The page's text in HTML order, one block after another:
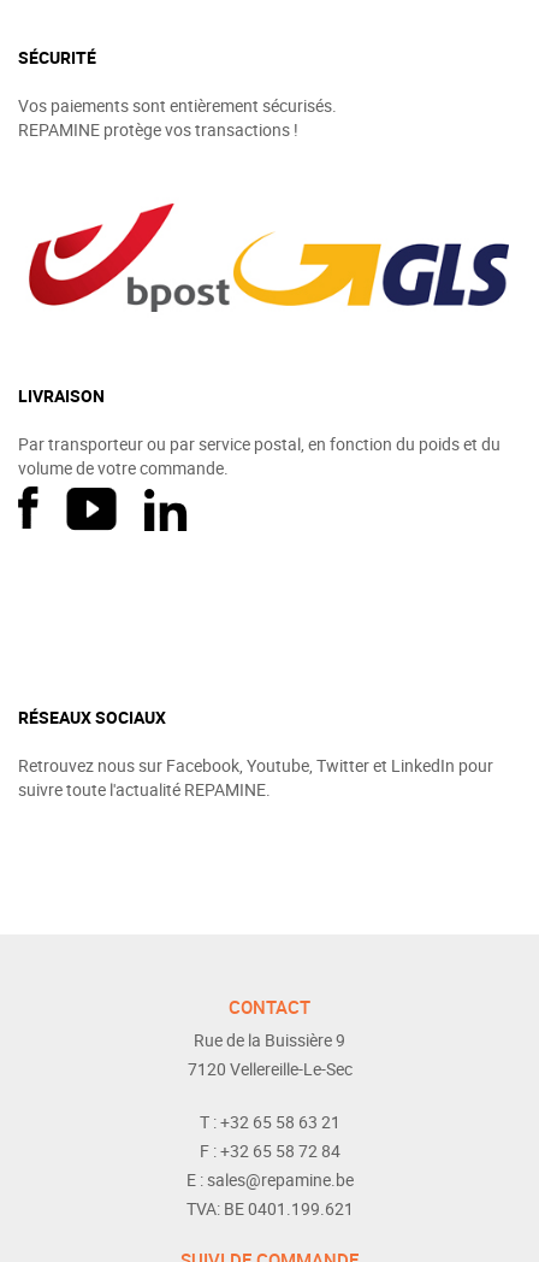
SÉCURITÉ
Vos paiements sont entièrement sécurisés.
REPAMINE protège vos transactions !
LIVRAISON
Par transporteur ou par service postal, en fonction du poids et du
volume de votre commande.
RÉSEAUX SOCIAUX
Retrouvez nous sur Facebook, Youtube, Twitter et LinkedIn pour
suivre toute l'actualité REPAMINE.
CONTACT
Rue de la Buissière 9
7120 Vellereille-Le-Sec
T :+32 65 58 63 21
F :+32 65 58 72 84
E :sales@repamine.be
TVA: BE 0401.199.621